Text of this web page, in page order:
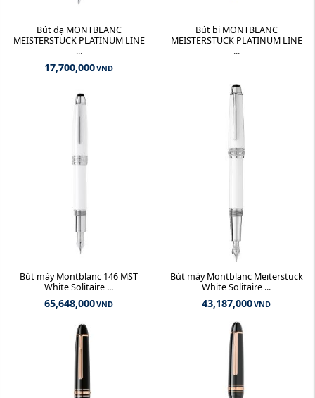
Bút dạ MONTBLANC
MEISTERSTUCK PLATINUM LINE
...
17,700,000VND
Bút bi MONTBLANC
MEISTERSTUCK PLATINUM LINE
...
Bút máy Montblanc 146 MST
White Solitaire ...
65,648,000VND
Bút máy Montblanc Meiterstuck
White Solitaire ...
43,187,000VND